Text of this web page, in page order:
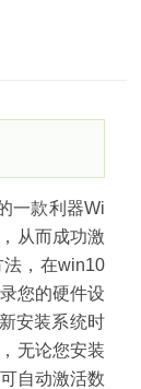
一款利器Wi
从而成功激
，在win10
您的硬件设
安装系统时
无论您安装
自动激活数